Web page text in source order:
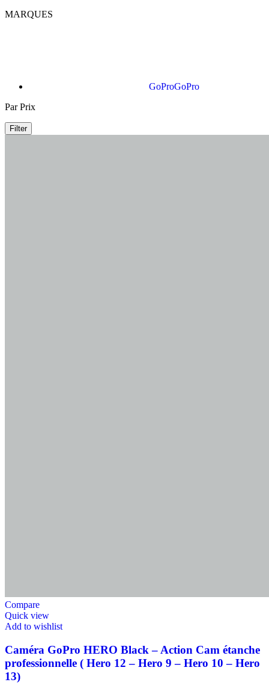
MARQUES
GoProGoPro
Par Prix
Filter
Compare
Quick view
Add to wishlist
Caméra GoPro HERO Black – Action Cam étanche
professionnelle ( Hero 12 – Hero 9 – Hero 10 – Hero
13)